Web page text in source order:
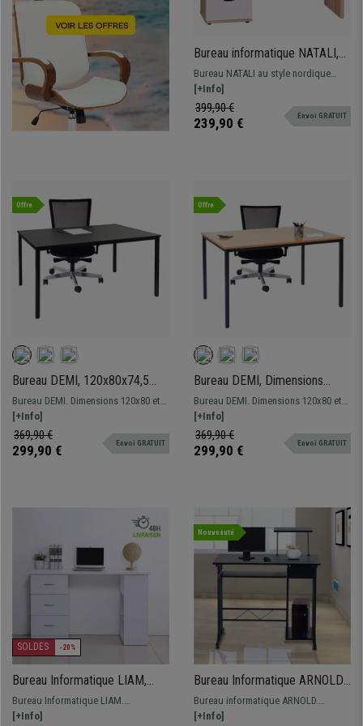
Bureau informatique NATALI,
en Bois, 120 x 53 x 76 cm,
Blanc/Chêne
Bureau NATALI au style nordique
avec une ample superficie de travail
et une petite armoire. Finissions
soignées dans le moindre détail.
[+Info]
399,90 €
239,90 € Envoi GRATUIT
Offre
Bureau DEMI, 120x80x74,5
cm, Structure Métallique, Bois
couleur Noir
Bureau DEMI. Dimensions 120x80 et
74,5 cm de hauteur. Structure
métallique avec une surface en Bois.
[+Info]
369,90 €
299,90 € Envoi GRATUIT
Offre
Bureau DEMI, Dimensions
120x80x74,5 cm, Structure
Métallique, Bois couleur Hêtre
Bureau DEMI. Dimensions 120x80 et
74,5 cm de hauteur. Structure
métallique avec une surface en Bois.
[+Info]
369,90 €
299,90 € Envoi GRATUIT
SOLDES -20%
Bureau Informatique LIAM,
120x49x72cm, en Bois, Blanc
Bureau Informatique LIAM.
Dimensions 120x49 et 72 cm de
[+Info]
Nouveauté
Bureau Informatique ARNOLD,
Dimensions 90x50x95 cm, en
Bois Noir
Bureau informatique ARNOLD.
Dimensions 90x50 et 95 cm de
[+Info]